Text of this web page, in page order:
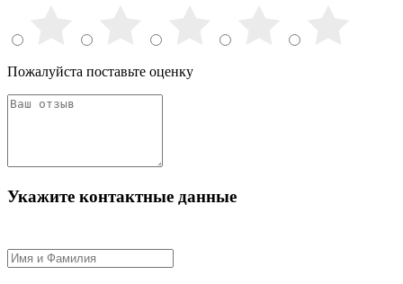
Пожалуйста поставьте оценку
Укажите контактные данные